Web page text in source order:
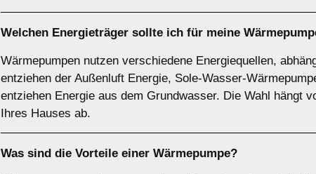
Welchen Energieträger sollte ich für meine
Wärmepumpen nutzen verschiedene Energiequellen,
entziehen der Außenluft Energie, Sole-Wasser-
entziehen Energie aus dem Grundwasser. Die Wahl hängt
Ihres Hauses ab.
Was sind die Vorteile einer Wärmepumpe?